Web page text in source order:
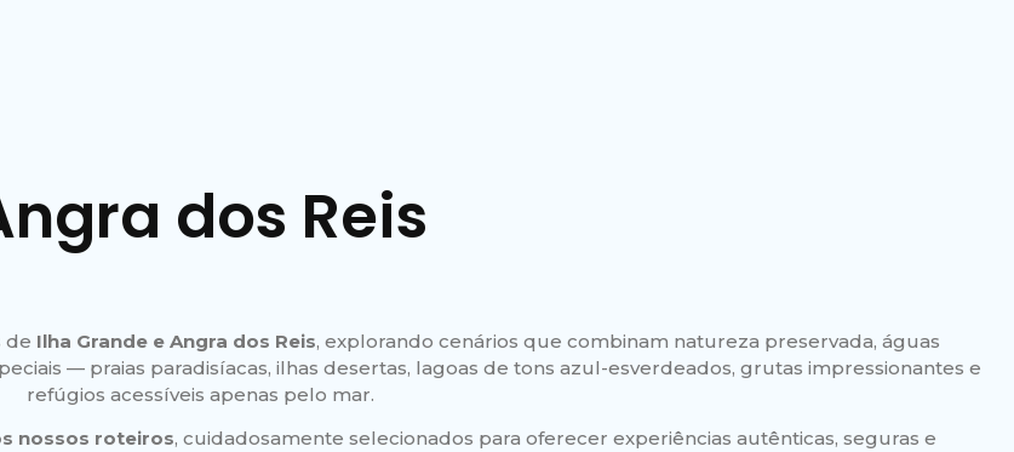
dos Reis
de Ilha Grande e Angra dos Reis, explorando cenários que combinam natureza preservada, águas
— praias paradisíacas, ilhas desertas, lagoas de tons azul-esverdeados, grutas impressionantes e
refúgios acessíveis apenas pelo mar.
nossos roteiros, cuidadosamente selecionados para oferecer experiências autênticas, seguras e